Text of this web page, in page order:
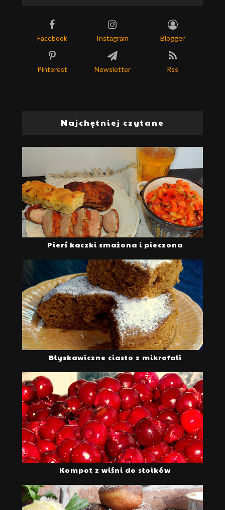
Facebook Instagram Blogger
Pinterest Newsletter Rss
Najchętniej czytane
Pierś kaczki smażona i pieczona
Błyskawiczne ciasto z mikrofali
Kompot z wiśni do słoików